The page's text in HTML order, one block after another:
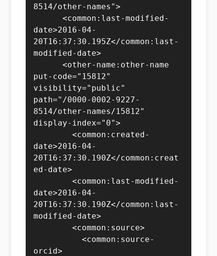
8514/other-names">
      <common:last-modified-
date>2016-04-
20T16:37:30.195Z</common:last-
modified-date>
      <other-name:other-name
put-code="15812"
visibility="public"
path="/0000-0002-9227-
8514/other-names/15812"
display-index="0">
        <common:created-
date>2016-04-
20T16:37:30.190Z</common:creat
ed-date>
        <common:last-modified-
date>2016-04-
20T16:37:30.190Z</common:last-
modified-date>
        <common:source>
          <common:source-
orcid>